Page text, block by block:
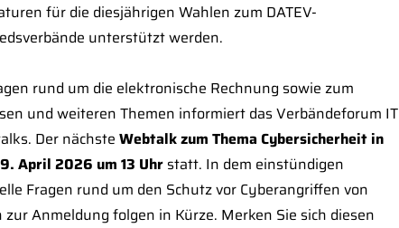
für die diesjährigen Wahlen zum DATEV-
unterstützt werden.
rund um die elektronische Rechnung sowie zum
und weiteren Themen informiert das Verbändeforum IT
Der nächste Webtalk zum Thema Cybersicherheit in
April 2026 um 13 Uhr statt. In dem einstündigen
Fragen rund um den Schutz vor Cyberangriffen von
Anmeldung folgen in Kürze. Merken Sie sich diesen